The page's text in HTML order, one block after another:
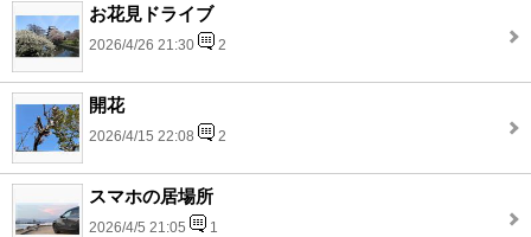
お花見ドライブ
2026/4/26 21:30 2
開花
2026/4/15 22:08 2
スマホの居場所
2026/4/5 21:05 1